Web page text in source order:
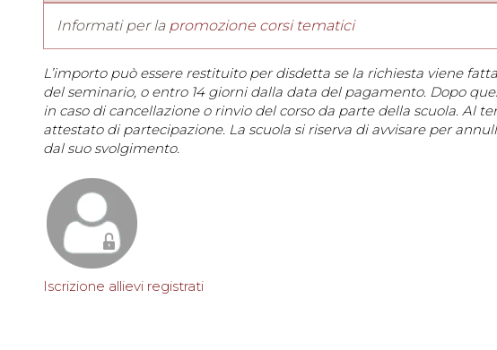
Informati per la promozione corsi tematici
L’importo può essere restituito per disdetta se la richiesta viene
del seminario, o entro 14 giorni dalla data del pagamento. Dopo
in caso di cancellazione o rinvio del corso da parte della scuola. Al
attestato di partecipazione. La scuola si riserva di avvisare per
dal suo svolgimento.
Iscrizione allievi registrati